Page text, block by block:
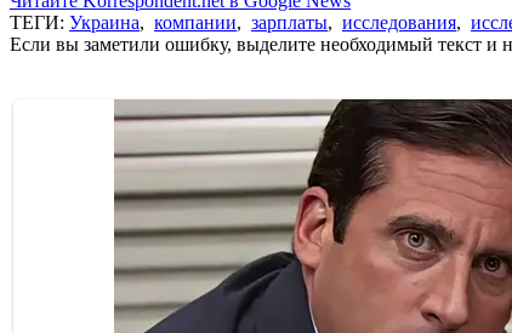
ТЕГИ: Украина, компании, зарплаты, исследования,
Если вы заметили ошибку, выделите необходимый текст и